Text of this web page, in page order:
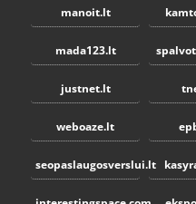
manoit.lt
mada123.lt
justnet.lt
weboaze.lt
seopaslaugosverslui.lt